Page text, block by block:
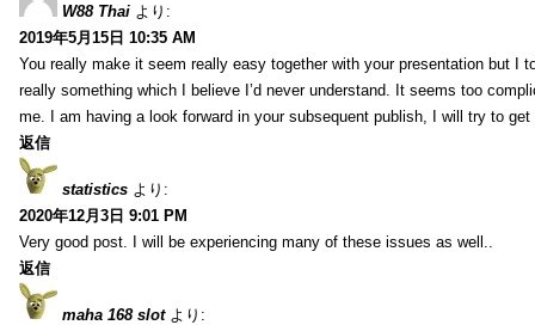
W88 Thai より:
2019年5月15日 10:35 AM
You really make it seem really easy together with your presentation but I
really something which I believe I’d never understand. It seems too
me. I am having a look forward in your subsequent publish, I will try to
返信
statistics より:
2020年12月3日 9:01 PM
Very good post. I will be experiencing many of these issues as well..
返信
maha 168 slot より: